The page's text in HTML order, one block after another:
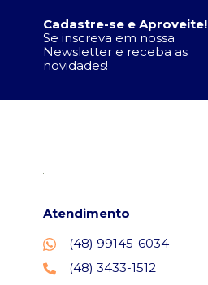
Cadastre-se e Aproveite!
Se inscreva em nossa
Newsletter e receba as
novidades!
Atendimento
(48) 99145-6034
(48) 3433-1512